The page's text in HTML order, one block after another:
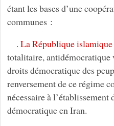
étant les bases d’une
communes :
. La République islamique
totalitaire, antidémocratique
droits démocratique des
renversement de ce régime
nécessaire à l’établissement
démocratique en Iran.